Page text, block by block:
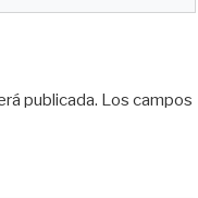
publicada. Los campos